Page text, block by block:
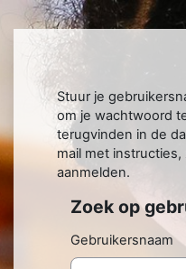
Ga naar hoofdinhoud
Stuur je
om je wachtwoord
terugvinden in de
mail met
aanmelden.
Zoek op
Zoek op
Gebruikersnaam